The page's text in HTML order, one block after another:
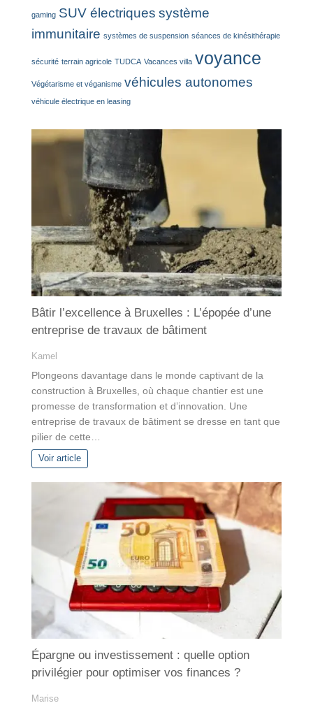
gaming SUV électriques système
immunitaire systèmes de suspension séances de kinésithérapie
sécurité terrain agricole TUDCA Vacances villa voyance
Végétarisme et véganisme véhicules autonomes
véhicule électrique en leasing
Bâtir l’excellence à Bruxelles : L’épopée d’une
entreprise de travaux de bâtiment
Kamel
Plongeons davantage dans le monde captivant de la
construction à Bruxelles, où chaque chantier est une
promesse de transformation et d’innovation. Une
entreprise de travaux de bâtiment se dresse en tant que
pilier de cette…
Voir article
Épargne ou investissement : quelle option
privilégier pour optimiser vos finances ?
Marise